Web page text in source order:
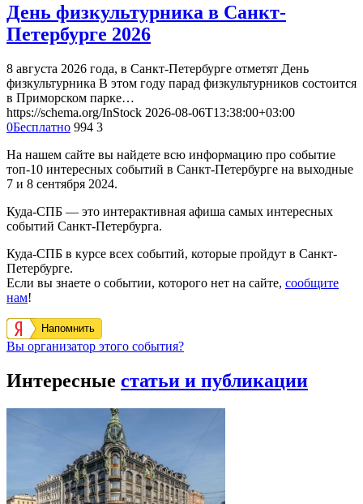
День физкультурника в Санкт-
Петербурге 2026
8 августа 2026 года, в Санкт-Петербурге отметят День
физкультурника В этом году парад физкультурников состоится
в Приморском парке…
https://schema.org/InStock 2026-08-06T13:38:00+03:00
0Бесплатно 994 3
На нашем сайте вы найдете всю информацию про событие
топ-10 интересных событий в Санкт-Петербурге на выходные
7 и 8 сентября 2024.
Куда-СПБ — это интерактивная афиша самых интересных
событий Санкт-Петербурга.
Куда-СПБ в курсе всех событий, которые пройдут в Санкт-
Петербурге.
Если вы знаете о событии, которого нет на сайте, сообщите
нам!
Напомнить
Вы организатор этого события?
Интересные статьи и публикации